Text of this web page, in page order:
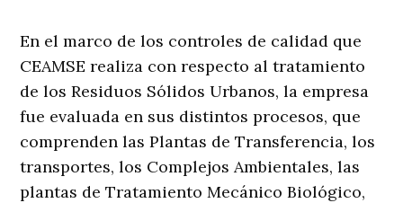
En el marco de los controles de calidad que
CEAMSE realiza con respecto al tratamiento
de los Residuos Sólidos Urbanos, la empresa
fue evaluada en sus distintos procesos, que
comprenden las Plantas de Transferencia, los
transportes, los Complejos Ambientales, las
plantas de Tratamiento Mecánico Biológico,